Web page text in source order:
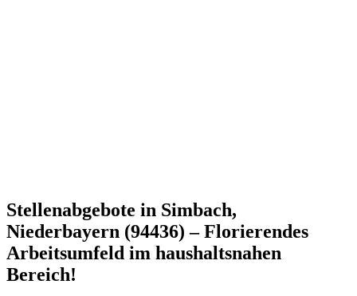
Stellenabgebote in Simbach,
Niederbayern (94436) – Florierendes
Arbeitsumfeld im haushaltsnahen
Bereich!